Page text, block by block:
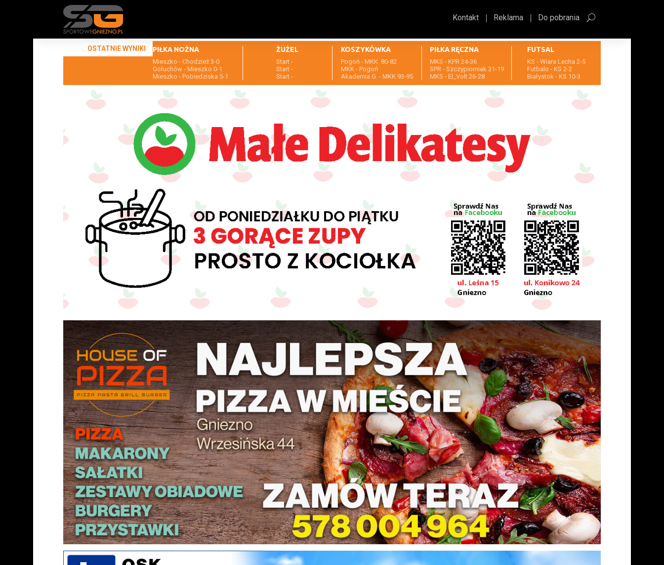
Kontakt Reklama Do pobrania
OSTATNIE WYNIKI PIŁKA NOŻNA
Mieszko - Chodzież 3-0
Gołuchów - Mieszko 0-1
Mieszko - Pobiedziska 5-1
ŻUŻEL
Start -
Start -
Start -
KOSZYKÓWKA
Pogoń - MKK 80-82
MKK - Pogoń
Akademia G. - MKK 93-95
PIŁKA RĘCZNA
MKS - KPR 24-36
SPR - Szczypiorniak 31-19
MKS - El_Volt 26-28
FUTSAL
KS - Wiara Lecha 2-5
Futbalo - KS 2-2
Białystok - KS 10-3